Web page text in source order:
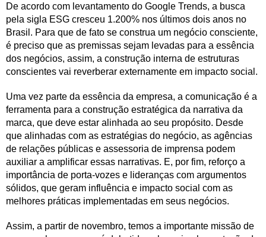
De acordo com levantamento do Google Trends, a busca
pela sigla ESG cresceu 1.200% nos últimos dois anos no
Brasil. Para que de fato se construa um negócio consciente,
é preciso que as premissas sejam levadas para a essência
dos negócios, assim, a construção interna de estruturas
conscientes vai reverberar externamente em impacto social.
Uma vez parte da essência da empresa, a comunicação é a
ferramenta para a construção estratégica da narrativa da
marca, que deve estar alinhada ao seu propósito. Desde
que alinhadas com as estratégias do negócio, as agências
de relações públicas e assessoria de imprensa podem
auxiliar a amplificar essas narrativas. E, por fim, reforço a
importância de porta-vozes e lideranças com argumentos
sólidos, que geram influência e impacto social com as
melhores práticas implementadas em seus negócios.
Assim, a partir de novembro, temos a importante missão de